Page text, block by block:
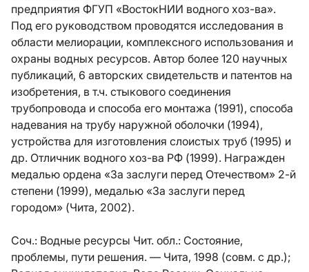
предприятия ФГУП «ВостокНИИ водного хоз-ва».
Под его руководством проводятся исследования в
области мелиорации, комплексного использования и
охраны водных ресурсов. Автор более 120 научных
публикаций, 6 авторских свидетельств и патентов на
изобретения, в т.ч. стыкового соединения
трубопровода и способа его монтажа (1991), способа
надевания на трубу наружной оболочки (1994),
устройства для изготовления слоистых труб (1995) и
др. Отличник водного хоз-ва РФ (1999). Награжден
медалью ордена «За заслуги перед Отечеством» 2-й
степени (1999), медалью «За заслуги перед
городом» (Чита, 2002).
Соч.: Водные ресурсы Чит. обл.: Состояние,
проблемы, пути решения. — Чита, 1998 (совм. с др.);